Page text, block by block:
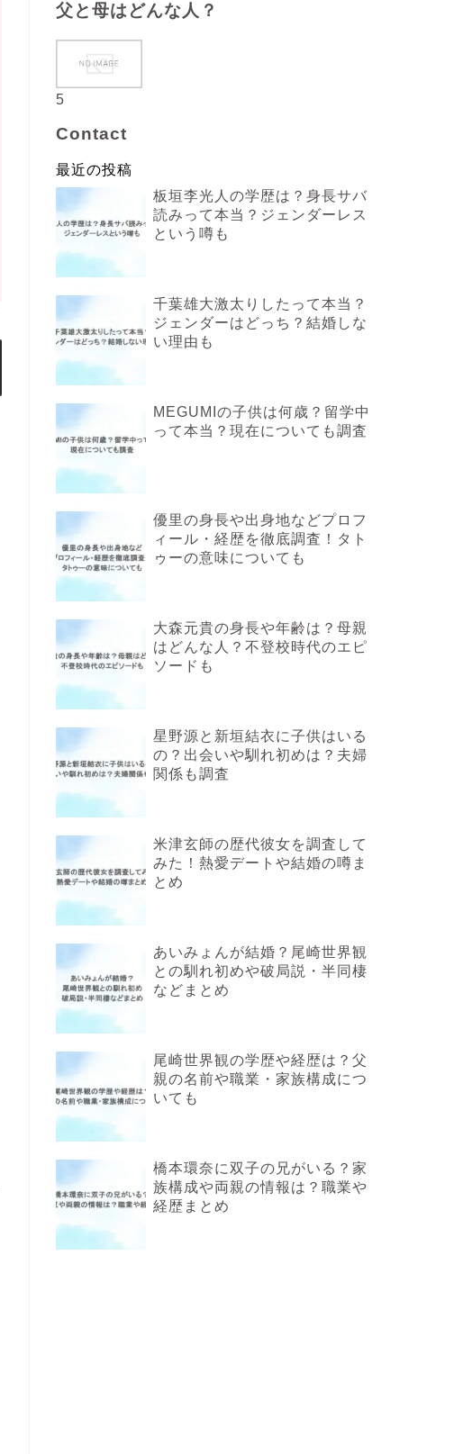
父と母はどんな人？
5
Contact
最近の投稿
板垣李光人の学歴は？身長サバ
読みって本当？ジェンダーレス
という噂も
千葉雄大激太りしたって本当？
ジェンダーはどっち？結婚しな
い理由も
MEGUMIの子供は何歳？留学中
って本当？現在についても調査
優里の身長や出身地などプロフ
ィール・経歴を徹底調査！タト
ゥーの意味についても
大森元貴の身長や年齢は？母親
はどんな人？不登校時代のエピ
ソードも
星野源と新垣結衣に子供はいる
の？出会いや馴れ初めは？夫婦
関係も調査
米津玄師の歴代彼女を調査して
みた！熱愛デートや結婚の噂ま
とめ
あいみょんが結婚？尾崎世界観
との馴れ初めや破局説・半同棲
などまとめ
尾崎世界観の学歴や経歴は？父
親の名前や職業・家族構成につ
いても
橋本環奈に双子の兄がいる？家
族構成や両親の情報は？職業や
経歴まとめ